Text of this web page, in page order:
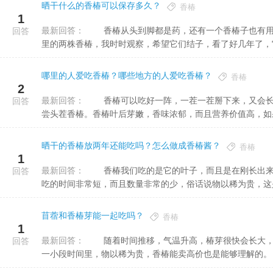
1
回答
晒干什么的香椿可以保存多久？ 香椿
最新回答：
里的两株香椿，我时时观察，希望它们结子，看了好几年了
2
回答
哪里的人爱吃香椿？哪些地方的人爱吃香椿？ 香椿
最新回答：
尝头茬香椿。香椿叶后芽嫩，香味浓郁，而且营养价值高，
1
回答
晒干的香椿放两年还能吃吗？怎么做成香椿酱？ 香椿
最新回答：
吃的时间非常短，而且数量非常的少，俗话说物以稀为贵，
1
回答
苜蓿和香椿芽能一起吃吗？ 香椿
最新回答：
一小段时间里，物以稀为贵，香椿能卖高价也是能够理解的。